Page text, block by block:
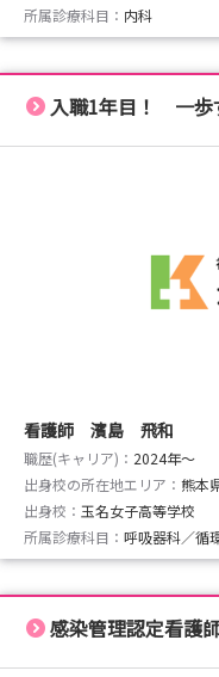
所属診療科目： 内科
入職1年目！ 一歩
看護師 濱島 飛和
職歴(キャリア)： 2024年〜
出身校の所在地エリア： 熊本
出身校： 玉名女子高等学校
所属診療科目： 呼吸器科／循
感染管理認定看護